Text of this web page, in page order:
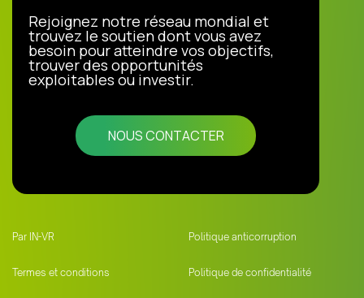
Rejoignez notre réseau mondial et
trouvez le soutien dont vous avez
besoin pour atteindre vos objectifs,
trouver des opportunités
exploitables ou investir.
NOUS CONTACTER
Par IN-VR Politique anticorruption
Termes et conditions Politique de confidentialité